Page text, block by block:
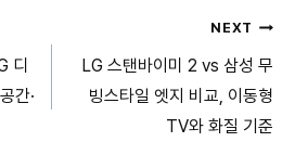
디
간·
NEXT
LG 스탠바이미 2 vs 삼성 무
빙스타일 엣지 비교, 이동형
TV와 화질 기준